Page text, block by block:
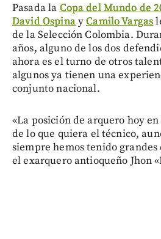
Pasada la Copa del Mundo de
David OspinayCamilo Vargas
de la Selección Colombia.
años, alguno de los dos
ahora es el turno de otros
algunos ya tienen una
conjunto nacional.
«La posición de arquero hoy
de lo que quiera el técnico,
siempre hemos tenido
el exarquero antioqueño Jhon